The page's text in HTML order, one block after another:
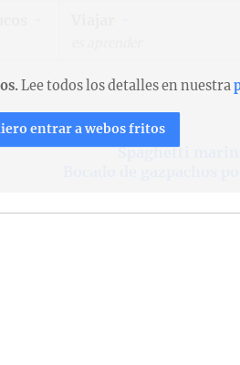
Spaghetti
Lee todos los detalles en nuestra
entrar a webos fritos